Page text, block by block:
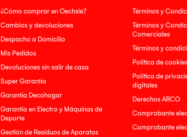
¿Cómo comprar en Oechsle?
Cambios y devoluciones
Despacho a Domicilio
Mis Pedidos
Devoluciones sin salir de casa
Super Garantía
Garantía Decohogar
Garantía en Electro y Máquinas de
Deporte
Gestión de Residuos de Aparatos
Términos y
Términos y
Comerciales
Términos y
Política de
Política de
digitales
Derechos ARCO
Comprobante
Comprobante